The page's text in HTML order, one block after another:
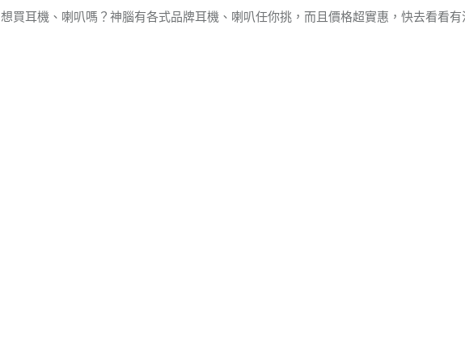
想買耳機、喇叭嗎？神腦有各式品牌耳機、喇叭任你挑，而且價格超實惠，快去看看有